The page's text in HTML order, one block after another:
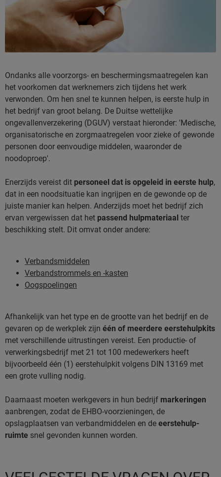
Ondanks alle voorzorgs- en beschermingsmaatregelen kan
het voorkomen dat werknemers zich tijdens het werk
verwonden. Om hen snel te kunnen helpen, is eerste hulp in
het bedrijf van groot belang. De Duitse wettelijke
ongevallenverzekering (DGUV) verstaat hieronder: 'Medische,
organisatorische en zorgmaatregelen voor zieke of gewonde
personen door eenvoudige middelen, waaronder de
noodoproep'.
Enerzijds vereist dit personeel dat is opgeleid in eerste hulp,
dat in een noodsituatie kan ingrijpen en de gewonde op de
juiste manier kan helpen. Anderzijds moet het bedrijf zich
ervan vergewissen dat het passend hulpmateriaal ter
beschikking stelt. Dit omvat onder andere:
Verbandsmiddelen
Verbandstrommels en -kasten
Oogspoelingen
Afhankelijk van het type en de grootte van het bedrijf en de
gevaren op de werkplek zijn één of meerdere eerstehulpkits
met verschillende uitrustingen vereist. Een productie- of
verwerkingsbedrijf met 21 tot 100 medewerkers heeft
bijvoorbeeld één (1) eerstehulpkit volgens DIN 13169 met
een grote vulling nodig.
Daarnaast moeten werkgevers in hun bedrijf markeringen
aanbrengen, zodat de EHBO-voorzieningen, de
opslagplaatsen van verbandmiddelen en de eerstehulp-
ruimte snel gevonden kunnen worden.